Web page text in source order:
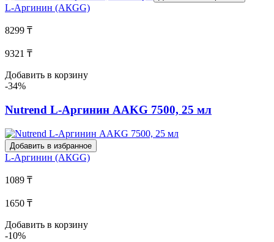
L-Аргинин (АКGG)
8299 ₸
9321 ₸
Добавить в корзину
-34%
Nutrend L-Аргинин AAKG 7500, 25 мл
Добавить в избранное
L-Аргинин (АКGG)
1089 ₸
1650 ₸
Добавить в корзину
-10%